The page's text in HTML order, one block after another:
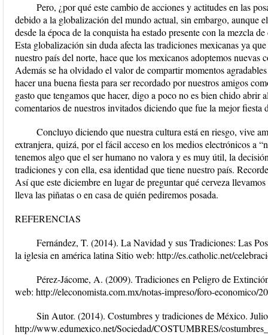
Pero, ¿por qué este cambio de acciones y actitudes en las
debido a la globalización del mundo actual, sin embargo, aunque
desde la época de la conquista ha estado presente con la mezcla
Esta globalización sin duda afecta las tradiciones mexicanas ya
nuestro país del norte, hace que los mexicanos adoptemos nuevas
Además se ha olvidado el valor de compartir momentos
hacer una buena fiesta para ser recordado por nuestros amigos
gasto que tengamos que hacer, digo a poco no es bien chido abrir
comentarios de nuestros invitados diciendo que fue la mejor fiesta
Concluyo diciendo que nuestra cultura está en riesgo, vive
extranjera, quizá, por el fácil acceso en los medios electrónicos a
tenemos algo que el ser humano no valora y es muy útil, la
tradiciones y con ella, esa identidad que tiene nuestro país.
Así que este diciembre en lugar de preguntar qué cerveza
lleva las piñatas o en casa de quién pediremos posada.
REFERENCIAS
Fernández, T. (2014). La Navidad y sus Tradiciones: Las
la iglesia en américa latina Sitio web: http://es.catholic.net/
Pérez-Jácome, A. (2009). Tradiciones en Peligro de
web: http://eleconomista.com.mx/notas-impreso/foro-economico/
Sin Autor. (2014). Costumbres y tradiciones de México.
http://www.edumexico.net/Sociedad/COSTUMBRES/